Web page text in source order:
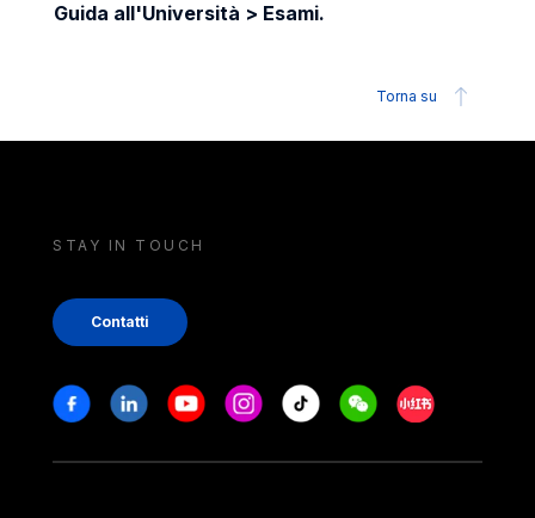
Guida all'Università > Esami.
Torna su
STAY IN TOUCH
Contatti
Stay in touch
FacebookLinkedinYoutubeInstagram
Tiktok WeechatXiaohongshu/